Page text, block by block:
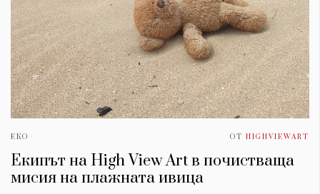
ЕКО ОТ HIGHVIEWART
Екипът на High View Art в почистваща
мисия на плажната ивица